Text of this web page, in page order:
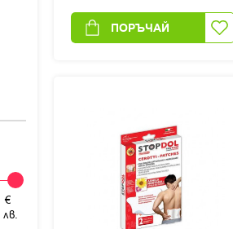
€
лв.
ПОРЪЧАЙ